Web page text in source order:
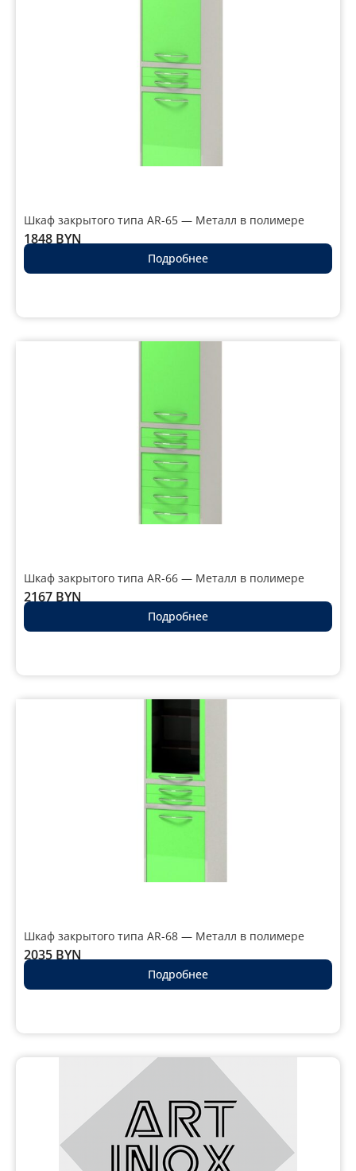
Шкаф закрытого типа AR-65 — Металл в полимере
1848 BYN
Подробнее
Шкаф закрытого типа AR-66 — Металл в полимере
2167 BYN
Подробнее
Шкаф закрытого типа AR-68 — Металл в полимере
2035 BYN
Подробнее